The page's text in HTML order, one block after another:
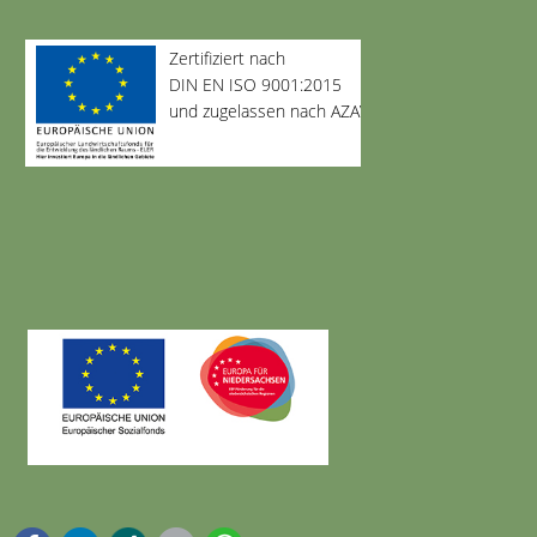
Zertifiziert nach
DIN EN ISO 9001:2015
und zugelassen nach AZAV